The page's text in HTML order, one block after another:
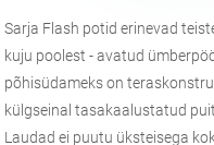
Sarja Flash potid erinevad
kuju poolest - avatud
põhisüdameks on
külgseinal tasakaalustatud
Laudad ei puutu üksteisega